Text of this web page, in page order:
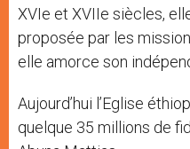
XVIe et XVIIe siècles,
proposée par les
elle amorce son
Aujourd’hui l’Eglise
quelque 35 millions de